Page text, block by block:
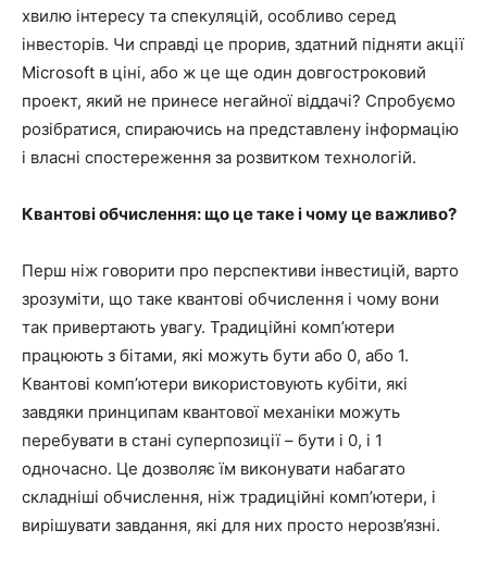
хвилю інтересу та спекуляцій, особливо серед
інвесторів. Чи справді це прорив, здатний підняти акції
Microsoft в ціні, або ж це ще один довгостроковий
проект, який не принесе негайної віддачі? Спробуємо
розібратися, спираючись на представлену інформацію
і власні спостереження за розвитком технологій.
Квантові обчислення: що це таке і чому це важливо?
Перш ніж говорити про перспективи інвестицій, варто
зрозуміти, що таке квантові обчислення і чому вони
так привертають увагу. Традиційні комп’ютери
працюють з бітами, які можуть бути або 0, або 1.
Квантові комп’ютери використовують кубіти, які
завдяки принципам квантової механіки можуть
перебувати в стані суперпозиції – бути і 0, і 1
одночасно. Це дозволяє їм виконувати набагато
складніші обчислення, ніж традиційні комп’ютери, і
вирішувати завдання, які для них просто нерозв’язні.